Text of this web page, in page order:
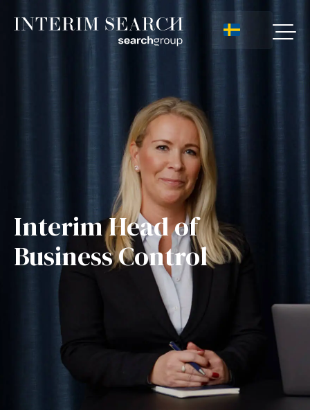
Interim Head of
Business Control